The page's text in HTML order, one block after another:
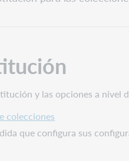
y las opciones a nivel
colecciones
que configura sus